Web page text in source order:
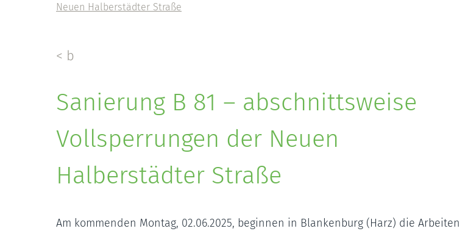
Neuen Halberstädter Straße
< b
Sanierung B 81 – abschnittsweise
Vollsperrungen der Neuen
Halberstädter Straße
Am kommenden Montag, 02.06.2025, beginnen in Blankenburg (Harz) die Arbeiten